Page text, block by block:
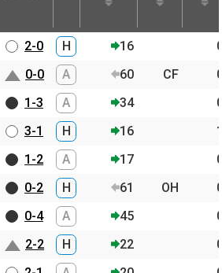
スコア 出場時間 ゴー
2-0 H 16
0-0 A 60 CF
1-3 A 34
3-1 H 16
1-2 A 17
0-2 H 61 OH
0-4 A 45
2-2 H 22